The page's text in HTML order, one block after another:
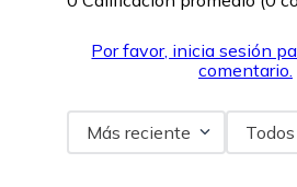
Por favor, inicia sesión
comentario.
Más reciente Todos